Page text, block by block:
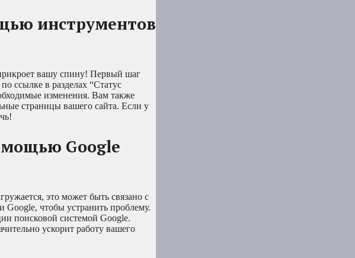
инструментов
вашу спину! Первый шаг
ссылке в разделах “Статус
изменения. Вам также
страницы вашего сайта. Если у
Google
это может быть связано с
чтобы устранить проблему.
поисковой системой Google.
ускорит работу вашего